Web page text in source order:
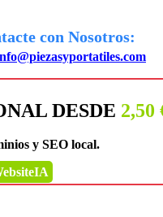
con Nosotros:
DESDE 2,50
y SEO local.